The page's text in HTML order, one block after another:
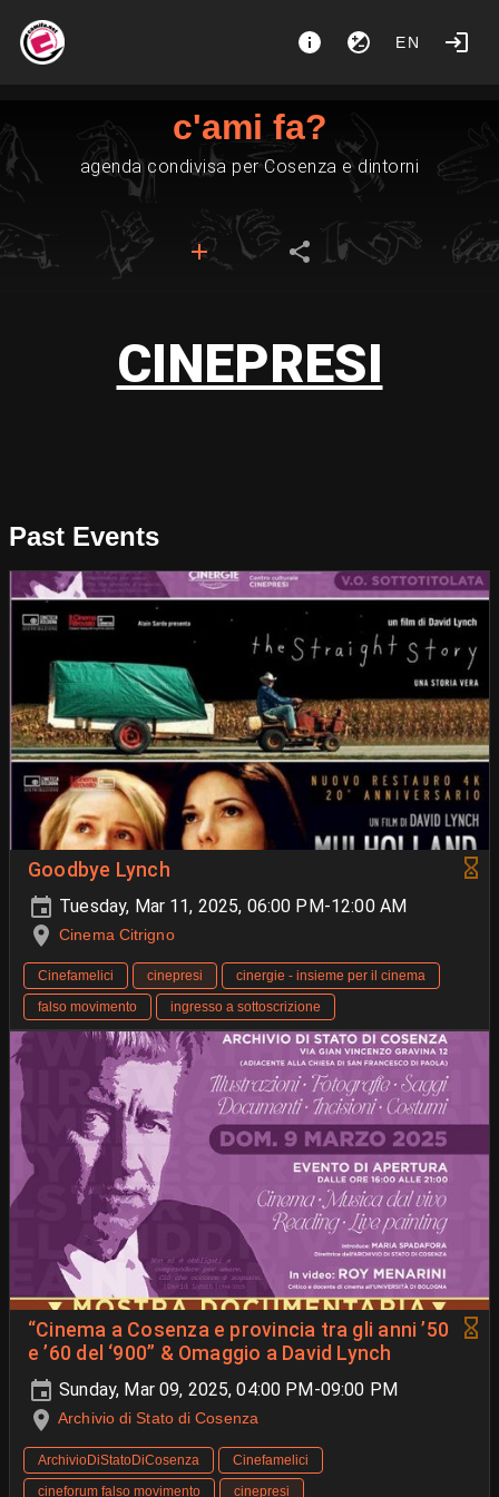
EN
c'ami fa?
agenda condivisa per Cosenza e dintorni
CINEPRESI
Past Events
Goodbye Lynch
Tuesday, Mar 11, 2025, 06:00 PM-12:00 AM
Cinema Citrigno
Cinefamelici cinepresi
cinergie - insieme per il cinema
falso movimento
ingresso a sottoscrizione
“Cinema a Cosenza e provincia tra gli anni ’50
e ’60 del ‘900” & Omaggio a David Lynch
Sunday, Mar 09, 2025, 04:00 PM-09:00 PM
Archivio di Stato di Cosenza
ArchivioDiStatoDiCosenza
Cinefamelici
cineforum falso movimento
cinepresi